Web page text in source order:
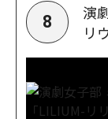
8
演
リ